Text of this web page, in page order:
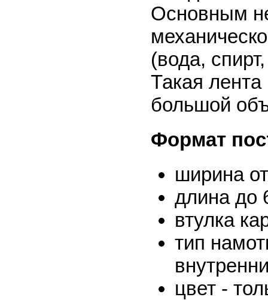
Основным
(вода,
Такая
большой
Формат
ширина
длина до
втулка
тип
цвет -